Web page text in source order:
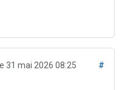
31 mai 2026 08:25 #